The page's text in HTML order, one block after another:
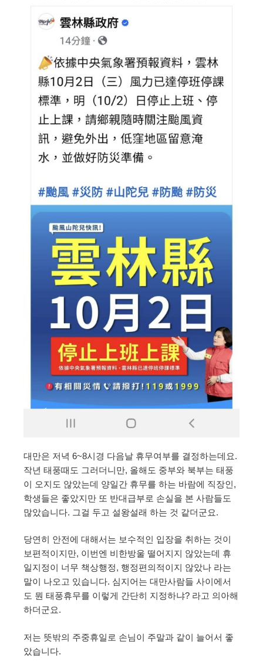
대만은 저녁 6~8시경 다음날 휴무여부를 결정하는데요.
작년 태풍때도 그러더니만, 올해도 중부와 북부는 태풍
이 오지도 않았는데 양일간 휴무를 하는 바람에 직장인,
학생들은 좋았지만 또 반대급부로 손실을 본 사람들도
많았습니다. 그걸 두고 설왕설래 하는 것 같더군요.
당연히 안전에 대해서는 보수적인 입장을 취하는 것이
보편적이지만, 이번엔 비한방울 떨어지지 않았는데 휴
일지정이 너무 책상행정, 행정편의적이지 않았나 라는
말이 나오고 있습니다. 심지어는 대만사람들 사이에서
도 뭔 태풍휴무를 이렇게 간단히 지정하냐? 라고 의아해
하더군요.
저는 뜻밖의 주중휴일로 손님이 주말과 같이 늘어서 좋
았습니다.